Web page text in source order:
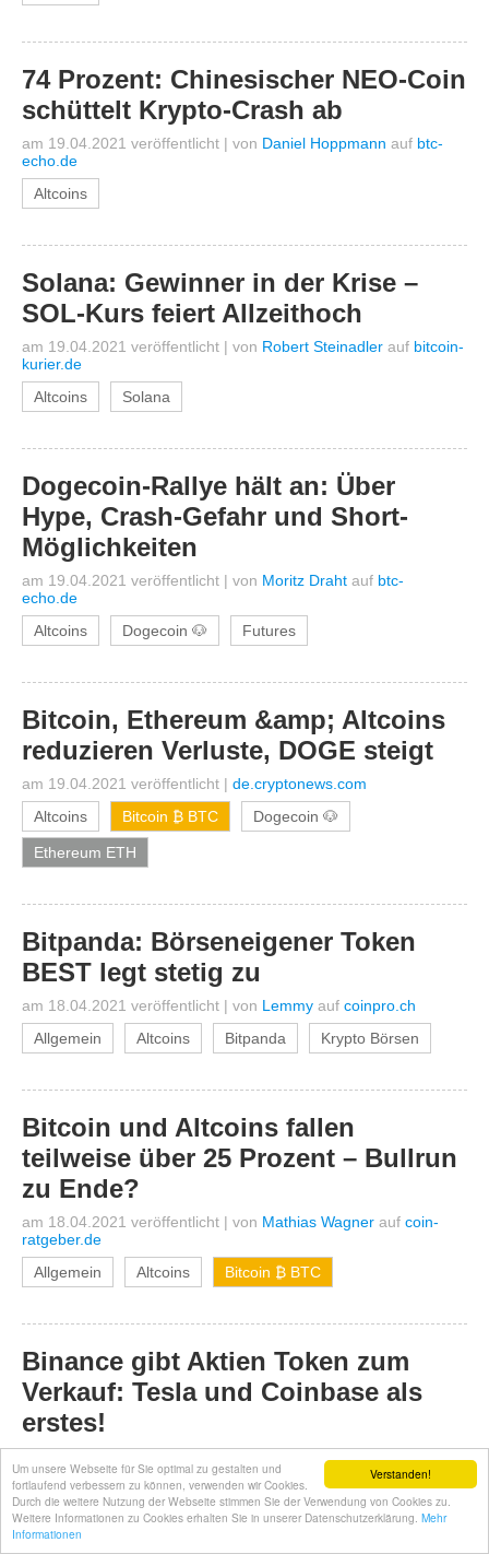
Verstanden!
Um unsere Webseite für Sie optimal zu gestalten und
fortlaufend verbessern zu können, verwenden wir Cookies.
Durch die weitere Nutzung der Webseite stimmen Sie der Verwendung von Cookies zu.
Weitere Informationen zu Cookies erhalten Sie in unserer Datenschutzerklärung. Mehr
Informationen
74 Prozent: Chinesischer NEO-Coin
schüttelt Krypto-Crash ab
am 19.04.2021 veröffentlicht | von Daniel Hoppmann auf btc-
echo.de
Altcoins
Solana: Gewinner in der Krise –
SOL-Kurs feiert Allzeithoch
am 19.04.2021 veröffentlicht | von Robert Steinadler auf bitcoin-
kurier.de
Altcoins
Solana
Dogecoin-Rallye hält an: Über
Hype, Crash-Gefahr und Short-
Möglichkeiten
am 19.04.2021 veröffentlicht | von Moritz Draht auf btc-
echo.de
Altcoins
Dogecoin 🐶 Futures
Bitcoin, Ethereum &amp; Altcoins
reduzieren Verluste, DOGE steigt
am 19.04.2021 veröffentlicht | de.cryptonews.com
Altcoins
Bitcoin ₿ BTC Dogecoin 🐶
Ethereum ETH
Bitpanda: Börseneigener Token
BEST legt stetig zu
am 18.04.2021 veröffentlicht | von Lemmy auf coinpro.ch
Allgemein
Altcoins Bitpanda Krypto Börsen
Bitcoin und Altcoins fallen
teilweise über 25 Prozent – Bullrun
zu Ende?
am 18.04.2021 veröffentlicht | von Mathias Wagner auf coin-
ratgeber.de
Allgemein
Altcoins Bitcoin ₿ BTC
Binance gibt Aktien Token zum
Verkauf: Tesla und Coinbase als
erstes!
guru.de
Allgemein
Altcoins Binance Blockchain
Coinbase